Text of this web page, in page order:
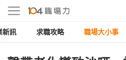
新訊 求職攻略 職場大小事